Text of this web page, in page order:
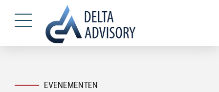
EVENEMENTEN